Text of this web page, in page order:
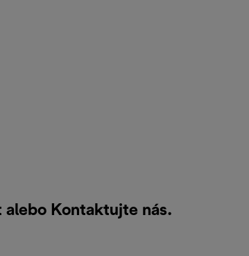
alebo Kontaktujte nás.